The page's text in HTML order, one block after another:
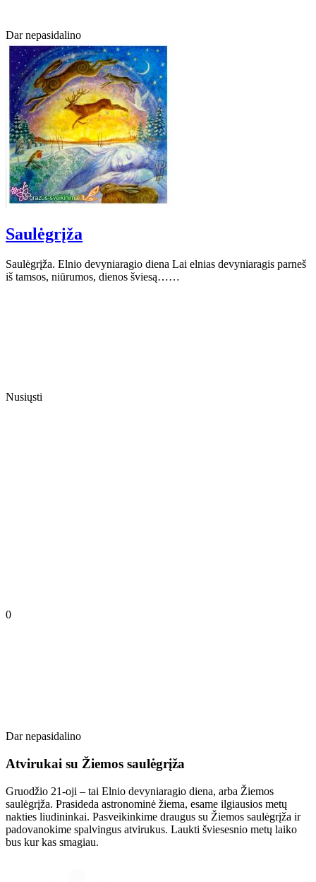
Dar nepasidalino
Saulėgrįža
Saulėgrįža. Elnio devyniaragio diena Lai elnias devyniaragis parneš
iš tamsos, niūrumos, dienos šviesą……
Nusiųsti
0
Dar nepasidalino
Atvirukai su Žiemos saulėgrįža
Gruodžio 21-oji – tai Elnio devyniaragio diena, arba Žiemos
saulėgrįža. Prasideda astronominė žiema, esame ilgiausios metų
nakties liudininkai. Pasveikinkime draugus su Žiemos saulėgrįža ir
padovanokime spalvingus atvirukus. Laukti šviesesnio metų laiko
bus kur kas smagiau.